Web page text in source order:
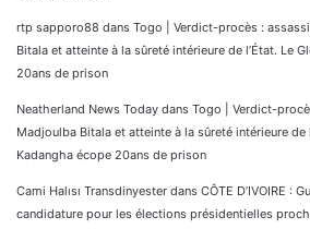
rtp sapporo88 dans Togo | Verdict-procès :
Bitala et atteinte à la sûreté intérieure de l’État. Le
20ans de prison
Neatherland News Today dans Togo | Verdict-
Madjoulba Bitala et atteinte à la sûreté intérieure de
Kadangha écope 20ans de prison
Cami Halısı Transdinyester dans CÔTE D’IVOIRE :
candidature pour les élections présidentielles